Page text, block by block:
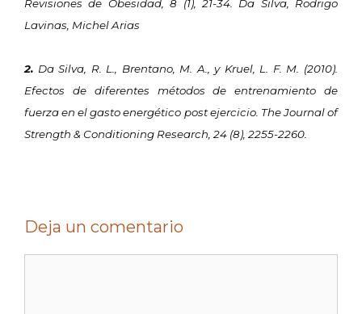
Revisiones de Obesidad, 8 (1), 21-34. Da Silva, Rodrigo
Lavinas, Michel Arias
2. Da Silva, R. L., Brentano, M. A., y Kruel, L. F. M. (2010).
Efectos de diferentes métodos de entrenamiento de
fuerza en el gasto energético post ejercicio. The Journal of
Strength & Conditioning Research, 24 (8), 2255-2260.
Deja un comentario